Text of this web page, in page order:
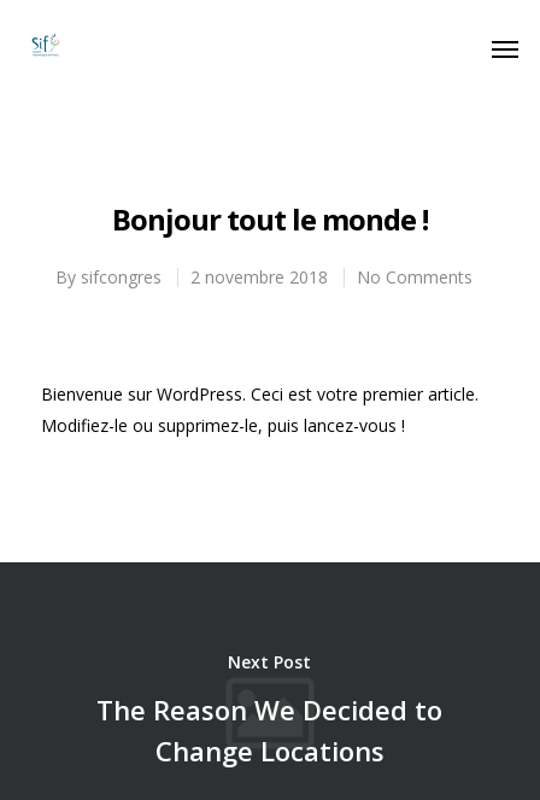
Bonjour tout le monde !
By sifcongres 2 novembre 2018 No Comments
Bienvenue sur WordPress. Ceci est votre premier article.
Modifiez-le ou supprimez-le, puis lancez-vous !
Next Post
The Reason We Decided to
Change Locations